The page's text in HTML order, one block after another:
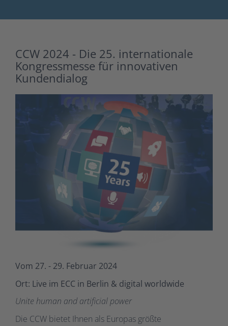
CCW 2024 - Die 25. internationale
Kongressmesse für innovativen
Kundendialog
Vom 27. - 29. Februar 2024
Ort: Live im ECC in Berlin & digital worldwide
Unite human and artificial power
Die CCW bietet Ihnen als Europas größte